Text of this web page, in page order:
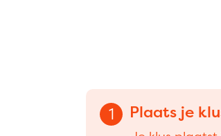
1 Plaats je